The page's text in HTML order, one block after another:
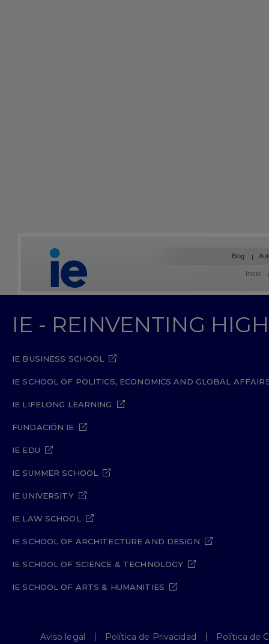
Blog
Inicio
IE - REINVENTING
IE BUSINESS SCHOOL
IE SCHOOL OF POLITICS, ECONOMICS AND GLOBAL
IE LIFELONG LEARNING
FUNDACIÓN IE
IE EDU
IE SUMMER SCHOOL
IE UNIVERSITY
IE LAW SCHOOL
IE SCHOOL OF ARCHITECTURE AND DESIGN
IE SCHOOL OF SCIENCE & TECHNOLOGY
IE SCHOOL OF ARTS & HUMANITIES
Aviso legal Política de Privacidad Política de